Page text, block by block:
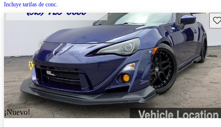
Incluye tarifas de conc.
¡Nuevo!